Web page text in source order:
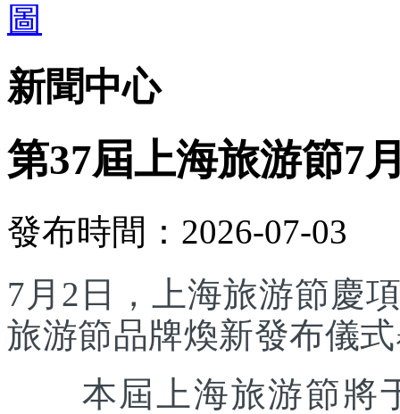
新聞中心
第37屆上海旅游節7
發布時間：2026-07-03
7月2日，上海旅游節慶
旅游節品牌煥新發布儀
本屆上海旅游節將于